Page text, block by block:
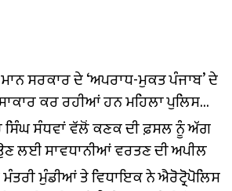
ਸਰਕਾਰ ਦੇ ‘ਅਪਰਾਧ-ਮੁਕਤ ਪੰਜਾਬ’ ਦੇ
ਕਰ ਰਹੀਆਂ ਹਨ ਮਹਿਲਾ ਪੁਲਿਸ
ਸਿੰਘ ਸੰਧਵਾਂ ਵੱਲੋਂ ਕਣਕ ਦੀ ਫ਼ਸਲ ਨੂੰ ਅੱਗ
ਲਈ ਸਾਵਧਾਨੀਆਂ ਵਰਤਣ ਦੀ ਅਪੀਲ
ਮੁੰਡੀਆਂ ਤੇ ਵਿਧਾਇਕ ਨੇ ਐਰੋਟ੍ਰੋਪੋਲਿਸ